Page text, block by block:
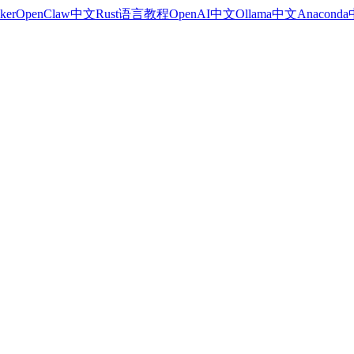
OpenClaw中文Rust语言教程OpenAI中文Ollama中文Anaconda